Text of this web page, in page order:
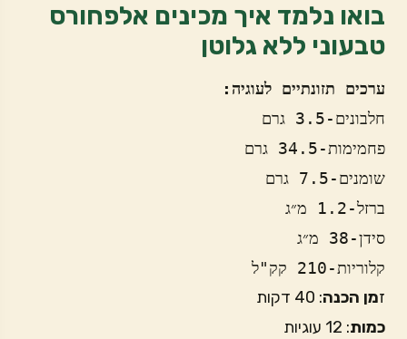
בואו נלמד איך מכינים אלפחורס
טבעוני ללא גלוטן
ערכים תזונתיים לעוגיה:
חלבונים-3.5 גרם
פחמימות-34.5 גרם
שומנים-7.5 גרם
ברזל-1.2 מ״ג
סידן-38 מ״ג
קלוריות-210 קק"ל
זמן הכנה: 40 דקות
כמות: 12 עוגיות